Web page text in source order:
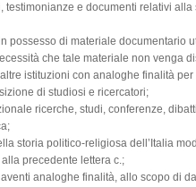
e documenti relativi alla
possesso di materiale documentario
che tale materiale non venga
istituzioni con analoghe finalità
di studiosi e ricercatori;
ricerche, studi, conferenze,
storia politico-religiosa dell’Italia
precedente lettera c.;
analoghe finalità, allo scopo di